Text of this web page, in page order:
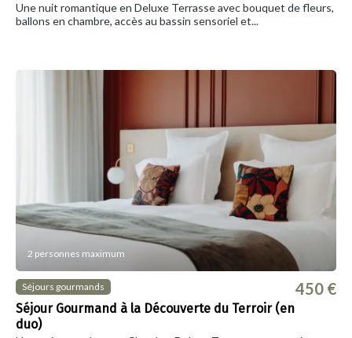
Une nuit romantique en Deluxe Terrasse avec bouquet de fleurs,
ballons en chambre, accès au bassin sensoriel et...
2 personnes maximum
Séjours gourmands
Séjour Gourmand à la Découverte du Terroir (en
duo)
450 €